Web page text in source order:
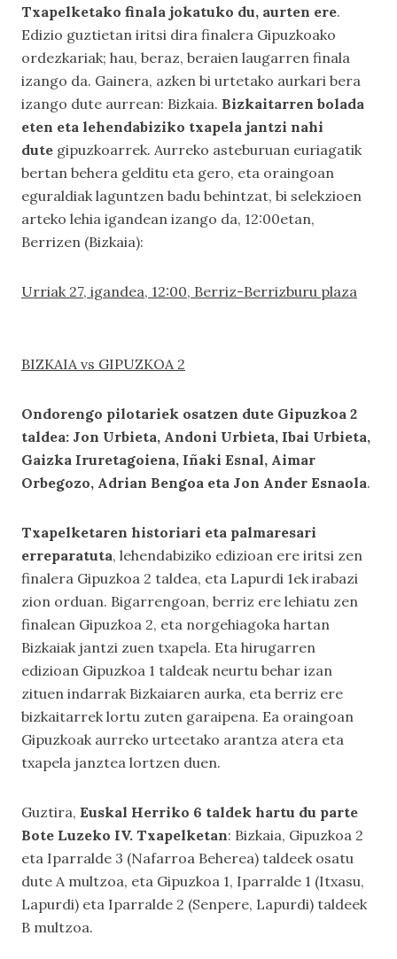
Txapelketako finala jokatuko du, aurten ere.
Edizio guztietan iritsi dira finalera Gipuzkoako
ordezkariak; hau, beraz, beraien laugarren finala
izango da. Gainera, azken bi urtetako aurkari bera
izango dute aurrean: Bizkaia. Bizkaitarren bolada
eten eta lehendabiziko txapela jantzi nahi
dute gipuzkoarrek. Aurreko asteburuan euriagatik
bertan behera gelditu eta gero, eta oraingoan
eguraldiak laguntzen badu behintzat, bi selekzioen
arteko lehia igandean izango da, 12:00etan,
Berrizen (Bizkaia):
Urriak 27, igandea, 12:00, Berriz-Berrizburu plaza
BIZKAIA vs GIPUZKOA 2
Ondorengo pilotariek osatzen dute Gipuzkoa 2
taldea: Jon Urbieta, Andoni Urbieta, Ibai Urbieta,
Gaizka Iruretagoiena, Iñaki Esnal, Aimar
Orbegozo, Adrian Bengoa eta Jon Ander Esnaola.
Txapelketaren historiari eta palmaresari
erreparatuta, lehendabiziko edizioan ere iritsi zen
finalera Gipuzkoa 2 taldea, eta Lapurdi 1ek irabazi
zion orduan. Bigarrengoan, berriz ere lehiatu zen
finalean Gipuzkoa 2, eta norgehiagoka hartan
Bizkaiak jantzi zuen txapela. Eta hirugarren
edizioan Gipuzkoa 1 taldeak neurtu behar izan
zituen indarrak Bizkaiaren aurka, eta berriz ere
bizkaitarrek lortu zuten garaipena. Ea oraingoan
Gipuzkoak aurreko urteetako arantza atera eta
txapela janztea lortzen duen.
Guztira, Euskal Herriko 6 taldek hartu du parte
Bote Luzeko IV. Txapelketan: Bizkaia, Gipuzkoa 2
eta Iparralde 3 (Nafarroa Beherea) taldeek osatu
dute A multzoa, eta Gipuzkoa 1, Iparralde 1 (Itxasu,
Lapurdi) eta Iparralde 2 (Senpere, Lapurdi) taldeek
B multzoa.